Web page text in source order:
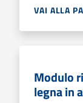
VAI ALLA
Modulo
legna in